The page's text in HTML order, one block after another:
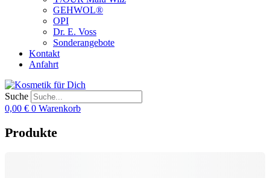
GEHWOL®
OPI
Dr. E. Voss
Sonderangebote
Kontakt
Anfahrt
Suche
0,00 € 0 Warenkorb
Produkte